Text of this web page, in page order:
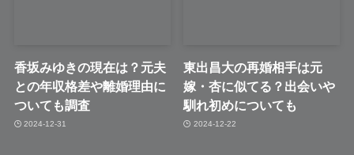
香坂みゆきの現在は？元夫
との年収格差や離婚理由に
ついても調査
2024-12-31
東出昌大の再婚相手は元
嫁・杏に似てる？出会いや
馴れ初めについても
2024-12-22